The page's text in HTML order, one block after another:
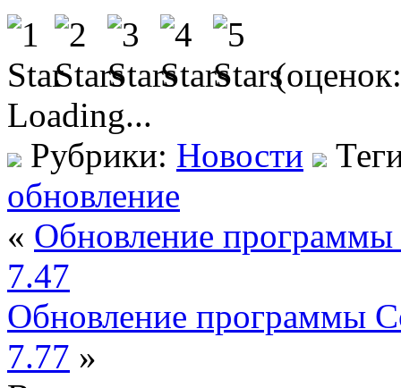
Loading...
Рубрики: Новости
обновление
« Обновление
7.47
Обновление программы
7.77 »